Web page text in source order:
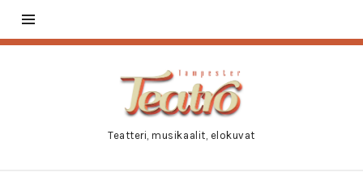
Tampester
Teatro
Teatteri, musikaalit, elokuvat